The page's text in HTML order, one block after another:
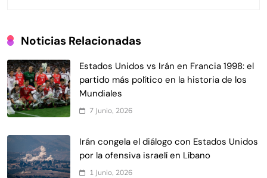
Noticias Relacionadas
Estados Unidos vs Irán en Francia 1998: el
partido más político en la historia de los
Mundiales
7 Junio, 2026
Irán congela el diálogo con Estados Unidos
por la ofensiva israelí en Líbano
1 Junio, 2026